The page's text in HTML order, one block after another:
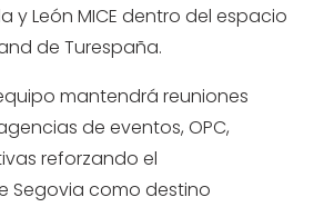
y León MICE dentro del espacio
de Turespaña.
mantendrá reuniones
de eventos, OPC,
reforzando el
Segovia como destino